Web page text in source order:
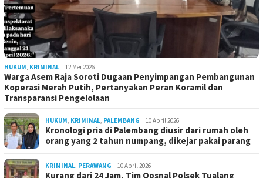
HUKUM, KRIMINAL 12 Mei 2026
Warga Asem Raja Soroti Dugaan Penyimpangan Pembangunan
Koperasi Merah Putih, Pertanyakan Peran Koramil dan
Transparansi Pengelolaan
HUKUM, KRIMINAL, PALEMBANG 10 April 2026
Kronologi pria di Palembang diusir dari rumah oleh
orang yang 2 tahun numpang, dikejar pakai parang
KRIMINAL, PERAWANG 10 April 2026
Kurang dari 24 Jam, Tim Opsnal Polsek Tualang